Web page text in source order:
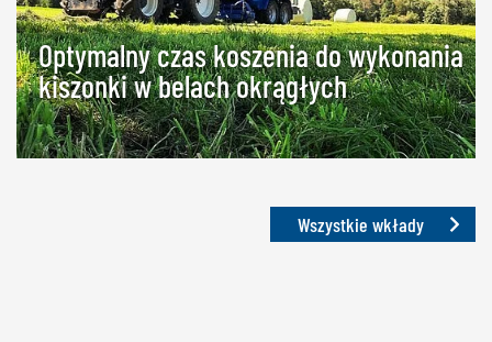
Optymalny czas koszenia do wykonania
kiszonki w belach okrągłych
Wszystkie wkłady